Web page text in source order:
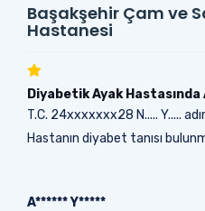
Başakşehir Çam ve
Hastanesi
Diyabetik Ayak
T.C. 24xxxxxxx28 N..... Y.....
Hastanın diyabet tanısı
A****** Y*****